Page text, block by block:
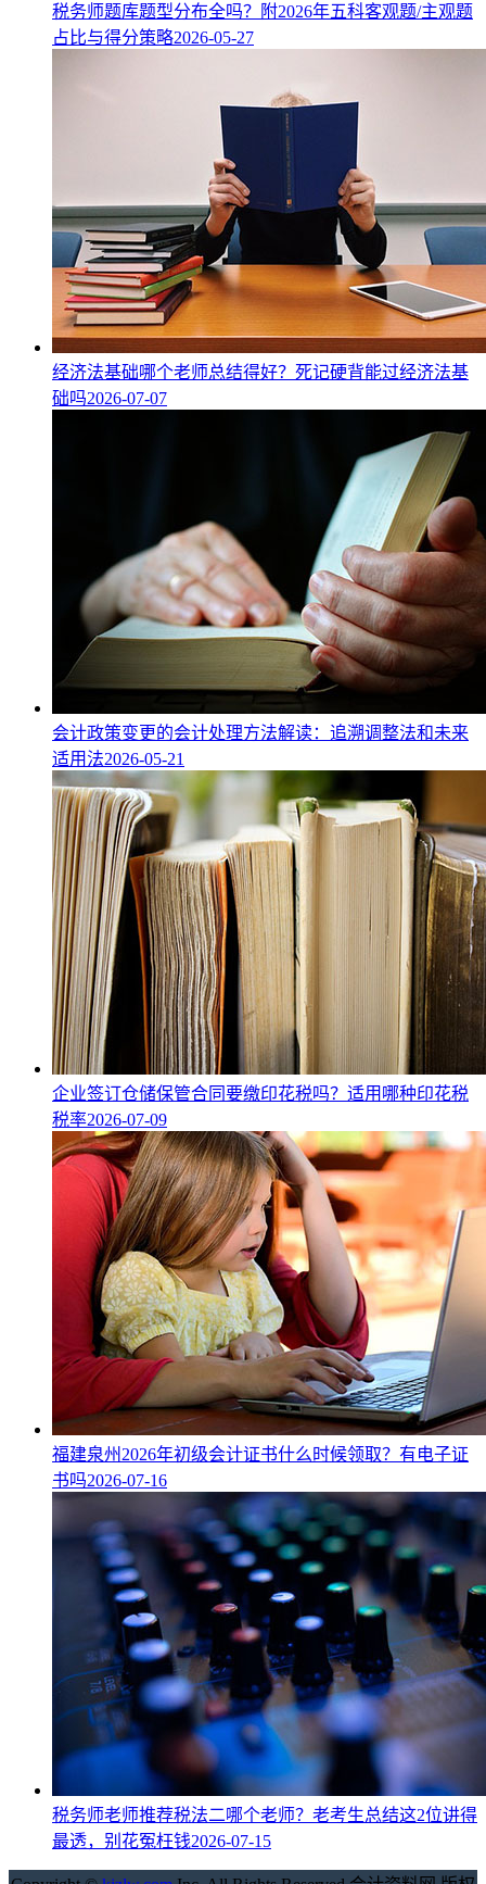
税务师题库题型分布全吗？附2026年五科客观题/主观题
占比与得分策略2026-05-27
经济法基础哪个老师总结得好？死记硬背能过经济法基
础吗2026-07-07
会计政策变更的会计处理方法解读：追溯调整法和未来
适用法2026-05-21
企业签订仓储保管合同要缴印花税吗？适用哪种印花税
税率2026-07-09
福建泉州2026年初级会计证书什么时候领取？有电子证
书吗2026-07-16
税务师老师推荐税法二哪个老师？老考生总结这2位讲得
最透，别花冤枉钱2026-07-15